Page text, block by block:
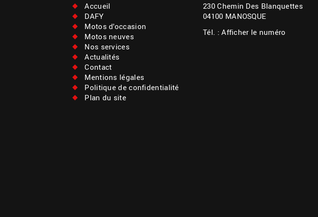
Accueil
DAFY
Motos d'occasion
Motos neuves
Nos services
Actualités
Contact
Mentions légales
Politique de confidentialité
Plan du site
230 Chemin Des Blanquettes
04100 MANOSQUE
Tél. :Afficher le numéro